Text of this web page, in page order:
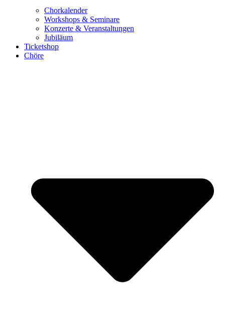
Chorkalender
Workshops & Seminare
Konzerte & Veranstaltungen
Jubiläum
Ticketshop
Chöre